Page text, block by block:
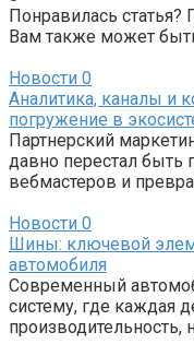
Понравилась статья?
Вам также может
Новости 0
Аналитика, каналы и
погружение в
Партнерский
давно перестал быть
вебмастеров и
Новости 0
Шины: ключевой
автомобиля
Современный
систему, где каждая
производительность,